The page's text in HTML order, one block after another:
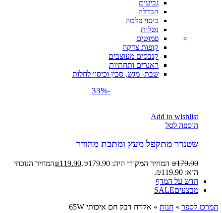
גביעים
הבדלה
כיסוי פלטה
נטלות
פמוטים
קופות צדקה
קנבסים מעוצבים
ראנרים ותחתיות
שבת- מגש, סכין וכיסוי לחלות
-33%
Add to wishlist
הוספה לסל
שטנדר מתקפל מעץ ומתכת מהודר
₪179.90 המחיר המקורי היה: ₪179.90. ₪119.90
המחיר הנוכחי
הוא: ₪119.90.
חדש על המדף
מבצעיםSALE
המרכז לספר » חנות » אקדח דבק חם איכותי 65W